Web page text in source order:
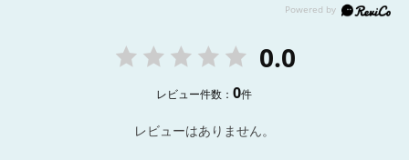
0.0
レビュー件数：0件
レビューはありません。